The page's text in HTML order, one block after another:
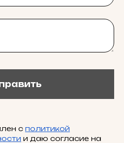
с политикой
и даю согласие на